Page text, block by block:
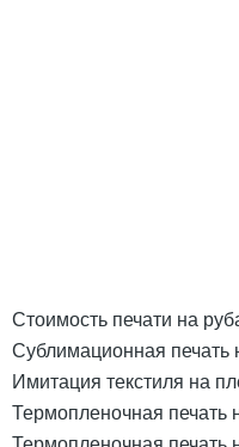
Стоимость печати на
Сублимационная печать
Имитация текстиля на
Термопленочная печать